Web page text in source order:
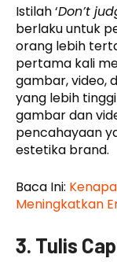
Istilah ‘Don’t
berlaku untuk
orang lebih
pertama kali
gambar, video,
yang lebih
gambar dan
pencahayaan
estetika brand.
Baca Ini:
Meningkatkan
3. Tulis